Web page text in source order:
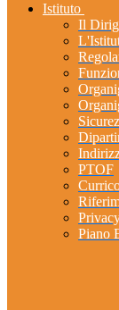
Istituto
Il
PTOF
Piano